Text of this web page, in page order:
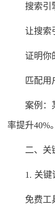
搜索引
让搜索
证明你
匹配用
案例：
率提升40%。
二、关
1. 关键
免费工